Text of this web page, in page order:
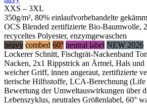
XXS – 3XL
350g/m², 80% einlaufvorbehandelte
OCS Blended zertifizierte Bio-Baumwolle,
recyceltes Polyester, enzymgewaschen
heavy combed 60° neutral label NEW 2026
Lockerer Schnitt, Fischgrät-Nackenband
Nacken, 2x1 Rippstrick an Ärmel, Hals und
weicher Griff, innen angeraut, zertifizierte
tierische Hilfsstoffe, LCA-Berechnung (Life
Bewertung der Umweltauswirkungen über
Lebenszyklus, neutrales Größenlabel, 60°